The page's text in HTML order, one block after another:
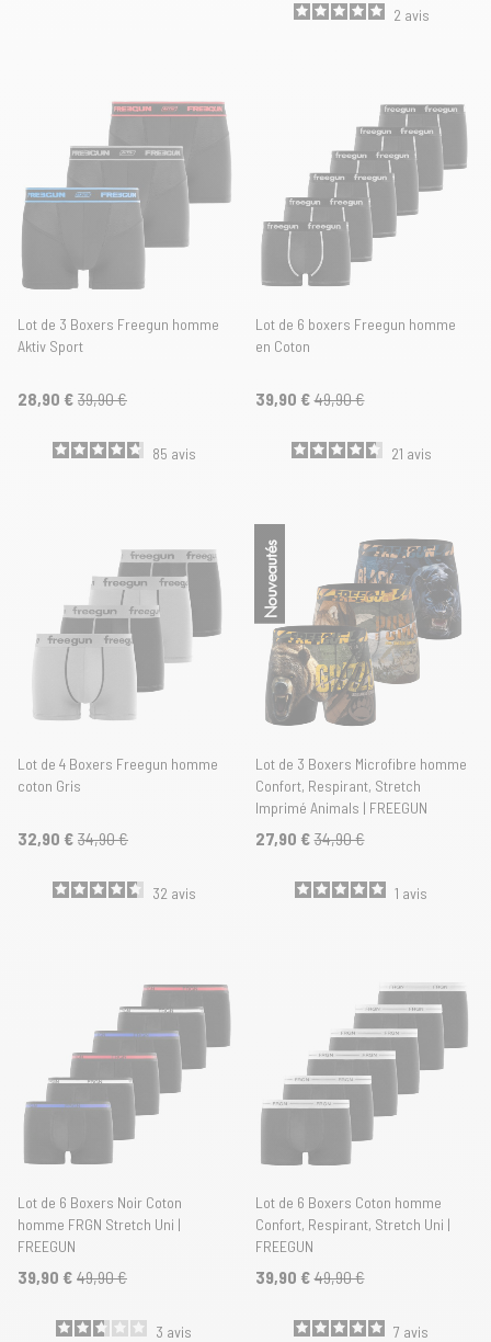
2 avis
Lot de 3 Boxers Freegun homme
Aktiv Sport
28,90 € 39,90 €
85 avis
Lot de 6 boxers Freegun homme
en Coton
39,90 € 49,90 €
21 avis
Lot de 4 Boxers Freegun homme
coton Gris
32,90 € 34,90 €
32 avis
Nouveautés
Lot de 3 Boxers Microfibre homme
Confort, Respirant, Stretch
Imprimé Animals | FREEGUN
27,90 € 34,90 €
1 avis
Lot de 6 Boxers Noir Coton
homme FRGN Stretch Uni |
FREEGUN
39,90 € 49,90 €
3 avis
Lot de 6 Boxers Coton homme
Confort, Respirant, Stretch Uni |
FREEGUN
39,90 € 49,90 €
7 avis